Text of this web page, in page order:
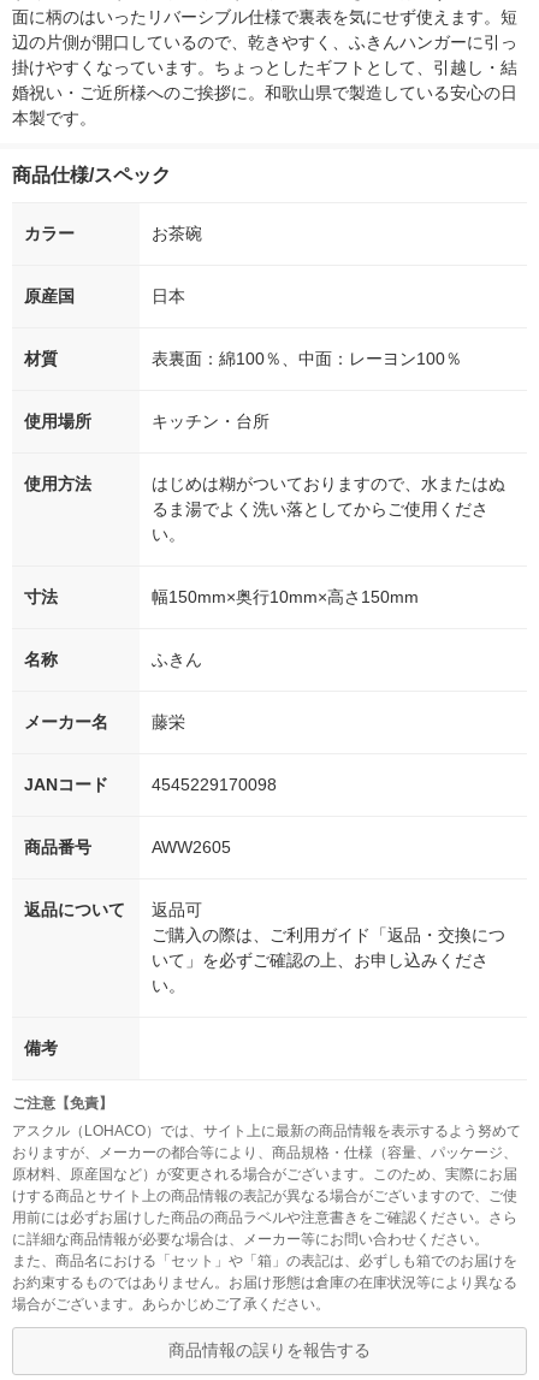
面に柄のはいったリバーシブル仕様で裏表を気にせず使えます。短
辺の片側が開口しているので、乾きやすく、ふきんハンガーに引っ
掛けやすくなっています。ちょっとしたギフトとして、引越し・結
婚祝い・ご近所様へのご挨拶に。和歌山県で製造している安心の日
本製です。
商品仕様/スペック
カラー お茶碗
原産国 日本
材質 表裏面：綿100％、中面：レーヨン100％
使用場所 キッチン・台所
使用方法
はじめは糊がついておりますので、水またはぬ
るま湯でよく洗い落としてからご使用くださ
い。
寸法 幅150mm×奥行10mm×高さ150mm
名称 ふきん
メーカー名 藤栄
JANコード 4545229170098
商品番号 AWW2605
返品について
返品可
ご購入の際は、ご利用ガイド「返品・交換につ
いて」を必ずご確認の上、お申し込みくださ
い。
備考
ご注意【免責】
アスクル（LOHACO）では、サイト上に最新の商品情報を表示するよう努めて
おりますが、メーカーの都合等により、商品規格・仕様（容量、パッケージ、
原材料、原産国など）が変更される場合がございます。このため、実際にお届
けする商品とサイト上の商品情報の表記が異なる場合がございますので、ご使
用前には必ずお届けした商品の商品ラベルや注意書きをご確認ください。さら
に詳細な商品情報が必要な場合は、メーカー等にお問い合わせください。
また、商品名における「セット」や「箱」の表記は、必ずしも箱でのお届けを
お約束するものではありません。お届け形態は倉庫の在庫状況等により異なる
場合がございます。あらかじめご了承ください。
商品情報の誤りを報告する